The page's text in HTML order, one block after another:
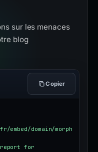
sur les menaces
blog
Copier
domain/morph
report for